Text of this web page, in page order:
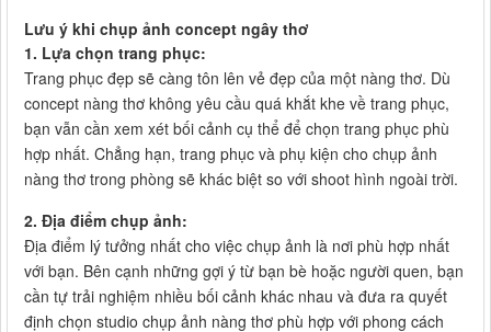
Lưu ý khi chụp ảnh concept ngây thơ
1. Lựa chọn trang phục:
Trang phục đẹp sẽ càng tôn lên vẻ đẹp của một nàng thơ. Dù
concept nàng thơ không yêu cầu quá khắt khe về trang phục,
bạn vẫn cần xem xét bối cảnh cụ thể để chọn trang phục phù
hợp nhất. Chẳng hạn, trang phục và phụ kiện cho chụp ảnh
nàng thơ trong phòng sẽ khác biệt so với shoot hình ngoài trời.
2. Địa điểm chụp ảnh:
Địa điểm lý tưởng nhất cho việc chụp ảnh là nơi phù hợp nhất
với bạn. Bên cạnh những gợi ý từ bạn bè hoặc người quen, bạn
cần tự trải nghiệm nhiều bối cảnh khác nhau và đưa ra quyết
định chọn studio chụp ảnh nàng thơ phù hợp với phong cách